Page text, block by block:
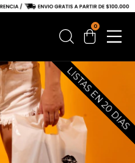
0
LISTAS EN 20 DIAS